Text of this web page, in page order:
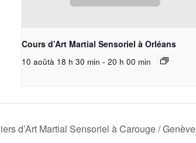
Cours d’Art Martial Sensoriel à Orléans
10 aoûtà 18 h 30 min - 20 h 00 min
d’Art Martial Sensoriel à Carouge / Genève